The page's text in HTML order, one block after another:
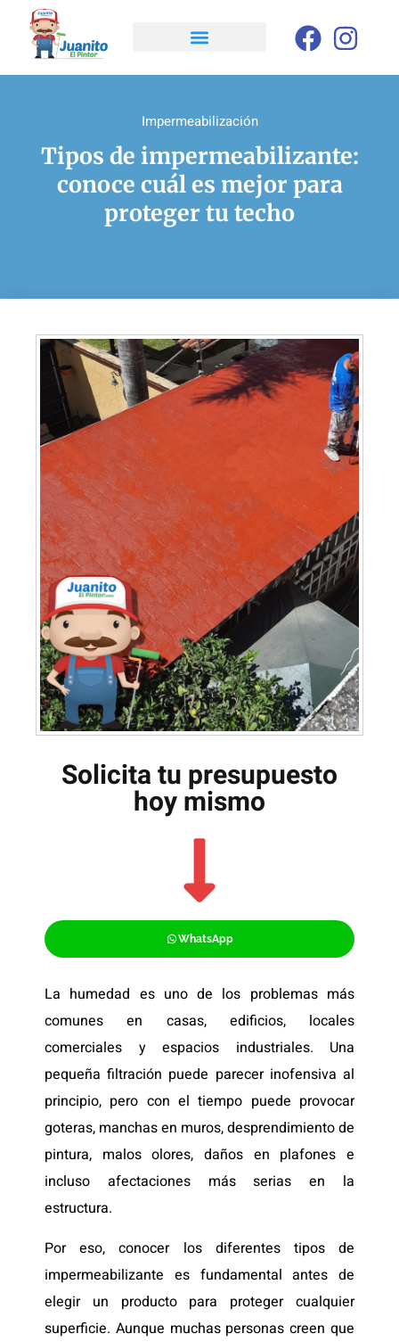
Impermeabilización
Tipos de impermeabilizante:
conoce cuál es mejor para
proteger tu techo
Solicita tu presupuesto
hoy mismo
WhatsApp
La humedad es uno de los problemas más
comunes en casas, edificios, locales
comerciales y espacios industriales. Una
pequeña filtración puede parecer inofensiva al
principio, pero con el tiempo puede provocar
goteras, manchas en muros, desprendimiento de
pintura, malos olores, daños en plafones e
incluso afectaciones más serias en la
estructura.
Por eso, conocer los diferentes tipos de
impermeabilizante es fundamental antes de
elegir un producto para proteger cualquier
superficie. Aunque muchas personas creen que